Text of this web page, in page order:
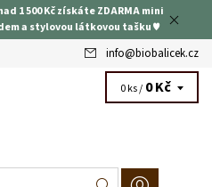
1 500 Kč získáte ZDARMA mini
a stylovou látkovou tašku ♥
info@biobalicek.cz
0 ks / 0 Kč